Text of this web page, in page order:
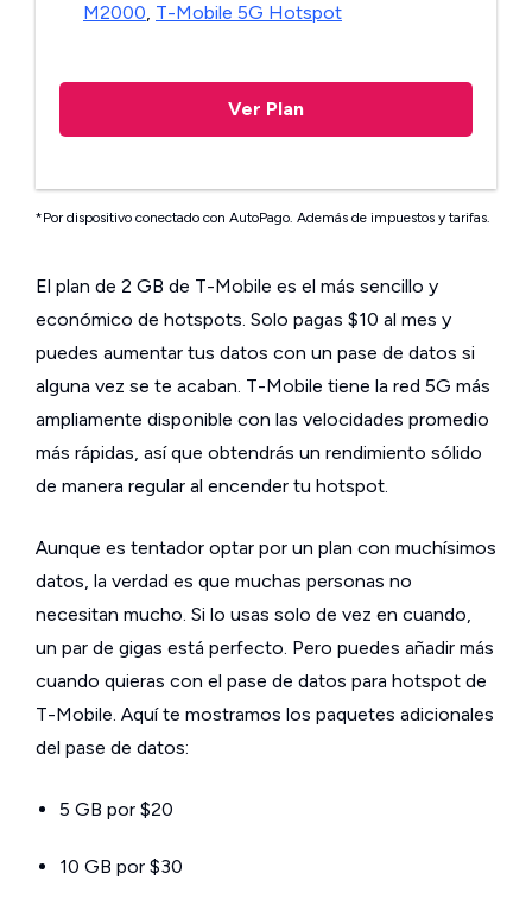
M2000, T-Mobile 5G Hotspot
Ver Plan
*Por dispositivo conectado con AutoPago. Además de impuestos y tarifas.
El plan de 2 GB de T-Mobile es el más sencillo y
económico de hotspots. Solo pagas $10 al mes y
puedes aumentar tus datos con un pase de datos si
alguna vez se te acaban. T-Mobile tiene la red 5G más
ampliamente disponible con las velocidades promedio
más rápidas, así que obtendrás un rendimiento sólido
de manera regular al encender tu hotspot.
Aunque es tentador optar por un plan con muchísimos
datos, la verdad es que muchas personas no
necesitan mucho. Si lo usas solo de vez en cuando,
un par de gigas está perfecto. Pero puedes añadir más
cuando quieras con el pase de datos para hotspot de
T-Mobile. Aquí te mostramos los paquetes adicionales
del pase de datos:
5 GB por $20
10 GB por $30